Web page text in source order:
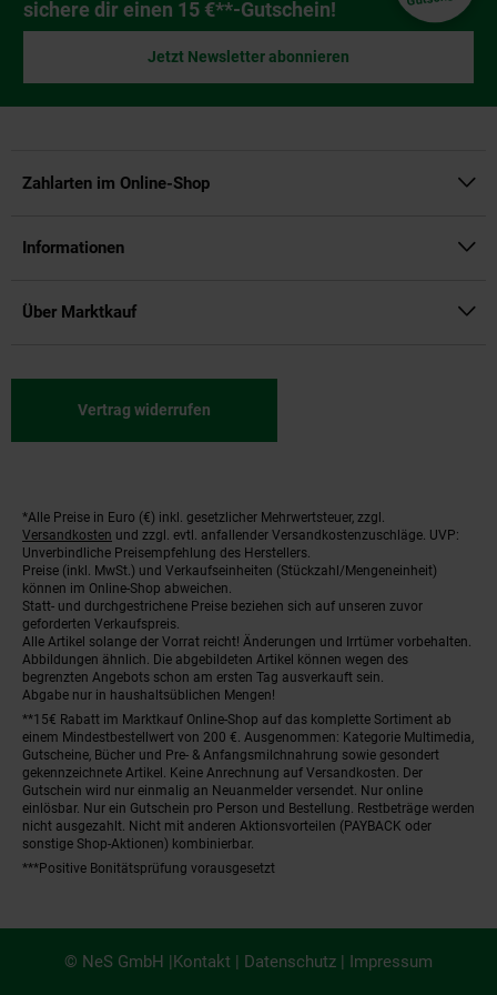
sichere dir einen 15 €**-Gutschein!
Jetzt Newsletter abonnieren
Zahlarten im Online-Shop
Informationen
Über Marktkauf
Vertrag widerrufen
Fußnoten
*Alle Preise in Euro (€) inkl. gesetzlicher Mehrwertsteuer, zzgl.
Versandkosten und zzgl. evtl. anfallender Versandkostenzuschläge. UVP:
Unverbindliche Preisempfehlung des Herstellers.
Preise (inkl. MwSt.) und Verkaufseinheiten (Stückzahl/Mengeneinheit)
können im Online-Shop abweichen.
Statt- und durchgestrichene Preise beziehen sich auf unseren zuvor
geforderten Verkaufspreis.
Alle Artikel solange der Vorrat reicht! Änderungen und Irrtümer vorbehalten.
Abbildungen ähnlich. Die abgebildeten Artikel können wegen des
begrenzten Angebots schon am ersten Tag ausverkauft sein.
Abgabe nur in haushaltsüblichen Mengen!
**15€ Rabatt im Marktkauf Online-Shop auf das komplette Sortiment ab
einem Mindestbestellwert von 200 €. Ausgenommen: Kategorie Multimedia,
Gutscheine, Bücher und Pre- & Anfangsmilchnahrung sowie gesondert
gekennzeichnete Artikel. Keine Anrechnung auf Versandkosten. Der
Gutschein wird nur einmalig an Neuanmelder versendet. Nur online
einlösbar. Nur ein Gutschein pro Person und Bestellung. Restbeträge werden
nicht ausgezahlt. Nicht mit anderen Aktionsvorteilen (PAYBACK oder
sonstige Shop-Aktionen) kombinierbar.
***Positive Bonitätsprüfung vorausgesetzt
© NeS GmbH |Kontakt | Datenschutz | Impressum